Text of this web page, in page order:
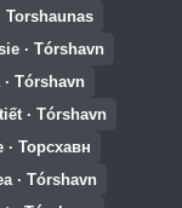
Torshaunas
· Tórshavn
· Tórshavn
· Tórshavn
· Торсхавн
· Tórshavn